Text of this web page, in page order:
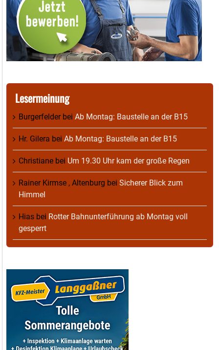
Lesermeinung
Burgerfelderbei Ab Montag: Baustelle an der B15
Hr. Gilera bei Ab Montag: Baustelle an der B15
Christiane bei Um 19.30 Uhr kam der große Regen
Rainer Kirmse , Altenburg bei Sicherer Blick zum
Himmel
Hias bei Rotter Bahnunterführung ab Montag voll
gesperrt